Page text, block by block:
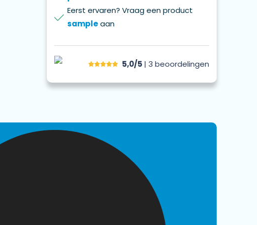
Eerst ervaren? Vraag een product
sampleaan
5,0/5 | 3 beoordelingen